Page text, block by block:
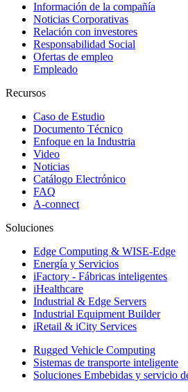
Información de la compañía
Noticias Corporativas
Relación con investores
Responsabilidad Social
Ofertas de empleo
Empleado
Recursos
Caso de Estudio
Documento Técnico
Enfoque en la Industria
Video
Noticias
Catálogo Electrónico
FAQ
A-connect
Soluciones
Edge Computing & WISE-Edge
Energía y Servicios
iFactory - Fábricas inteligentes
iHealthcare
Industrial & Edge Servers
Industrial Equipment Builder
iRetail & iCity Services
Rugged Vehicle Computing
Sistemas de transporte inteligente
Soluciones Embebidas y servicio